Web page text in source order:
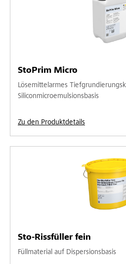
StoPrim Micro
Lösemittelarmes
Siliconmicroemulsionsbasis
Zu den Produktdetails
Sto-Rissfüller fein
Füllmaterial auf Dispersionsbasis